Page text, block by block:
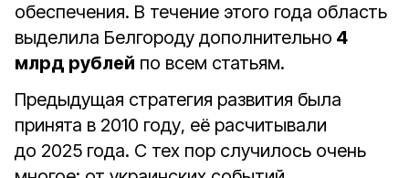
обеспечения. В течение этого года область
выделила Белгороду дополнительно 4
млрд рублей по всем статьям.
Предыдущая стратегия развития была
принята в 2010 году, её расчитывали
до 2025 года. С тех пор случилось очень